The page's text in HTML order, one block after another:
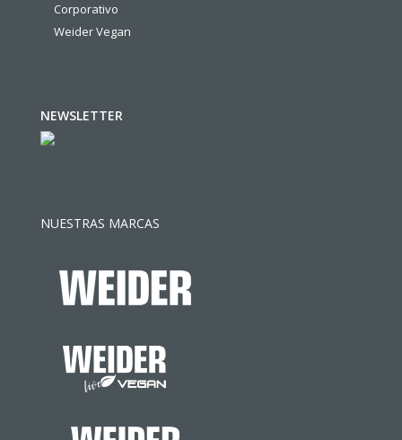
Corporativo
Weider Vegan
NEWSLETTER
NUESTRAS MARCAS